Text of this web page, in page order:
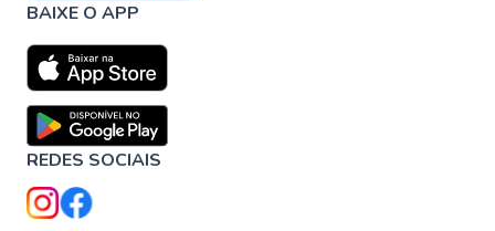
BAIXE O APP
REDES SOCIAIS